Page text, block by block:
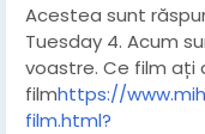
Acestea sunt
Tuesday 4. Acum
voastre. Ce film ați
filmhttps://
film.html?